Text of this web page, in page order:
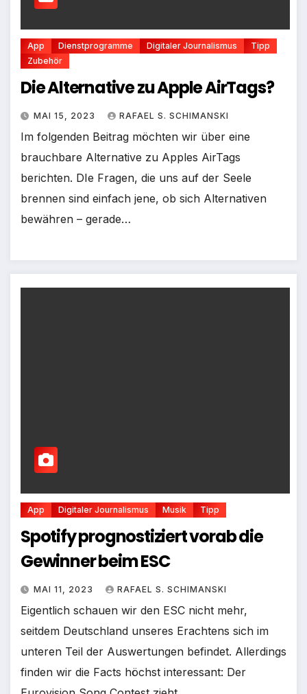
App Dienstprogramme Digitaler Journalismus
Tipp
Zubehör
Die Alternative zu Apple AirTags?
MAI 15, 2023 RAFAEL S. SCHIMANSKI
Im folgenden Beitrag möchten wir über eine
brauchbare Alternative zu Apples AirTags
berichten. DIe Fragen, die uns auf der Seele
brennen sind einfach jene, ob sich Alternativen
bewähren – gerade…
App Digitaler Journalismus Musik Tipp
Spotify prognostiziert vorab die
Gewinner beim ESC
MAI 11, 2023 RAFAEL S. SCHIMANSKI
Eigentlich schauen wir den ESC nicht mehr,
seitdem Deutschland unseres Erachtens sich im
unteren Teil der Auswertungen befindet. Allerdings
finden wir die Facts höchst interessant: Der